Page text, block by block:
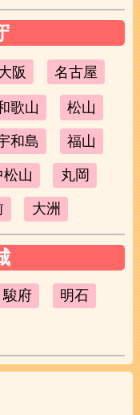
阪 名古屋
歌山 松山
和島 福山
松山 丸岡
大洲
駿府 明石